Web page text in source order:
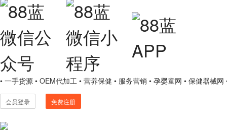
• 一手货源 • OEM代加工 • 营养保健 • 服务营销 • 孕婴童网 • 保健器械网
会员登录 免费注册